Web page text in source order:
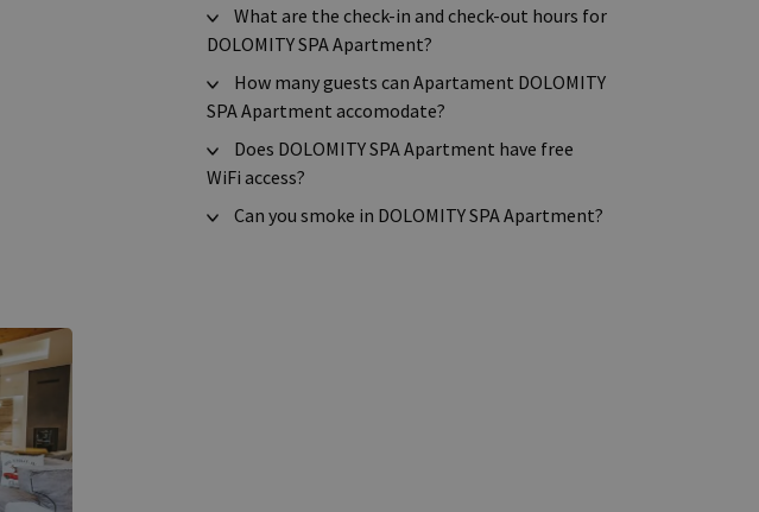
What are the check-in and check-out hours for
DOLOMITY SPA Apartment?
How many guests can Apartament DOLOMITY
SPA Apartment accomodate?
Does DOLOMITY SPA Apartment have free
WiFi access?
Can you smoke in DOLOMITY SPA Apartment?